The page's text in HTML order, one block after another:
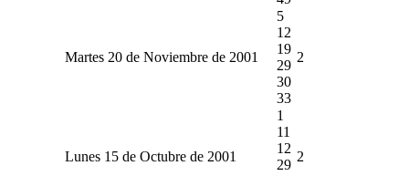
Martes 20 de Noviembre de 2001
5
12
19
29
30
33
2
Lunes 15 de Octubre de 2001
1
11
12
29
2